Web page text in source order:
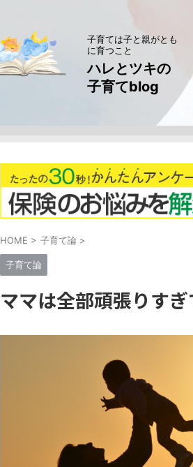
子育ては子と親がとも
に育つこと
ハレとツキの
子育てblog
HOME > 子育て論 >
子育て論
ママは全部頑張りす